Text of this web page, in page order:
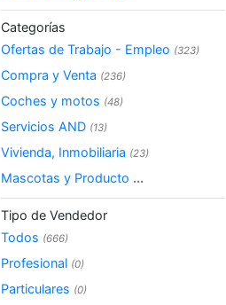
Categorías
Ofertas de Trabajo - Empleo (323)
Compra y Venta (236)
Coches y motos (48)
Servicios AND (13)
Vivienda, Inmobiliaria (23)
Mascotas y Producto ...
Tipo de Vendedor
Todos (666)
Profesional (0)
Particulares (0)